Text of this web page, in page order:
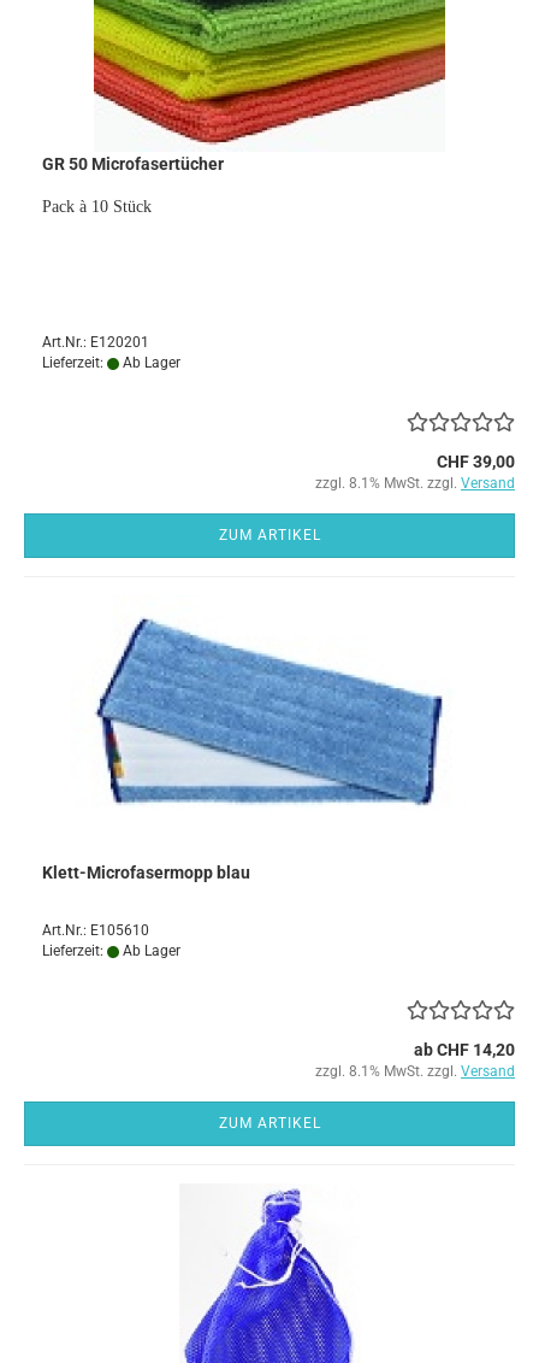
GR 50 Microfasertücher
Pack à 10 Stück
Art.Nr.: E120201
Lieferzeit:
Ab Lager
CHF 39,00
zzgl. 8.1% MwSt. zzgl. Versand
ZUM ARTIKEL
Klett-Microfasermopp blau
Art.Nr.: E105610
Lieferzeit:
Ab Lager
ab CHF 14,20
zzgl. 8.1% MwSt. zzgl. Versand
ZUM ARTIKEL